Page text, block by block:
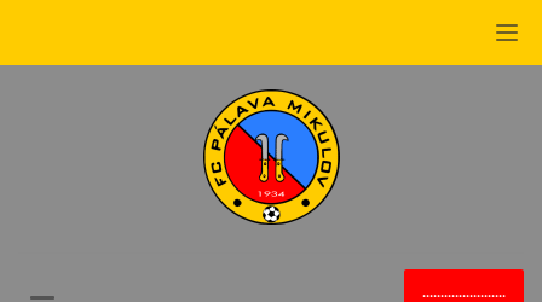
.......................